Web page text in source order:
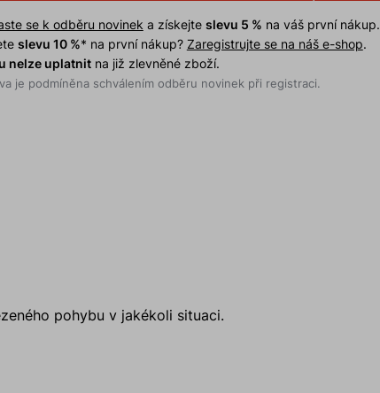
se k odběru novinek a získejte slevu 5 % na váš první nákup.
slevu 10 %* na první nákup? Zaregistrujte se na náš e-shop.
nelze uplatnitna již zlevněné zboží.
je podmíněna schválením odběru novinek při registraci.
pohybu v jakékoli situaci.